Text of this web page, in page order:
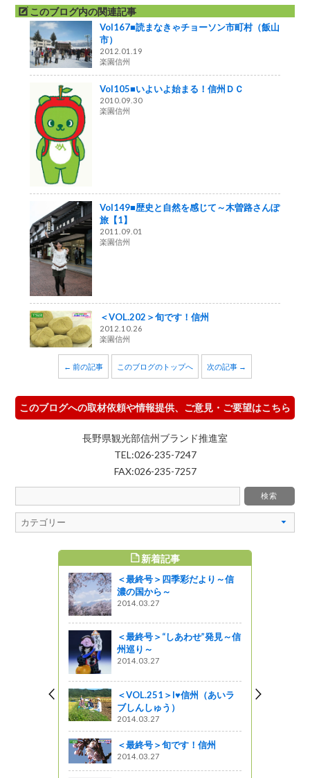
このブログ内の関連記事
Vol167■読まなきゃチョーソン市町村（飯山
市）
2012.01.19
楽園信州
Vol105■いよいよ始まる！信州ＤＣ
2010.09.30
楽園信州
Vol149■歴史と自然を感じて～木曽路さんぽ
旅【1】
2011.09.01
楽園信州
＜VOL.202＞旬です！信州
2012.10.26
楽園信州
← 前の記事 このブログのトップへ 次の記事 →
このブログへの取材依頼や情報提供、ご意見・ご要望はこちら
長野県観光部信州ブランド推進室
TEL:026-235-7247
FAX:026-235-7257
新着記事
＜最終号＞四季彩だより～信
濃の国から～
2014.03.27
＜最終号＞“しあわせ”発見～信
州巡り～
2014.03.27
＜VOL.251＞I♥信州（あいラ
ブしんしゅう）
2014.03.27
＜最終号＞旬です！信州
2014.03.27